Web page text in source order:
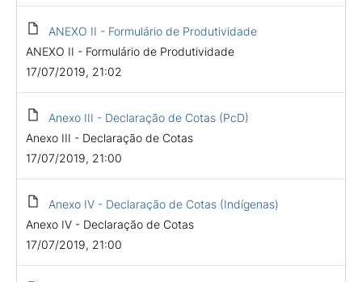
ANEXO II - Formulário de Produtividade
ANEXO II - Formulário de Produtividade
17/07/2019, 21:02
Anexo III - Declaração de Cotas (PcD)
Anexo III - Declaração de Cotas
17/07/2019, 21:00
Anexo IV - Declaração de Cotas (Indígenas)
Anexo IV - Declaração de Cotas
17/07/2019, 21:00